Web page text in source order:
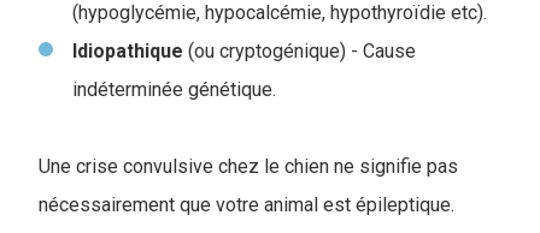
(hypoglycémie, hypocalcémie, hypothyroïdie etc).
Idiopathique (ou cryptogénique) - Cause
indéterminée génétique.
Une crise convulsive chez le chien ne signifie pas
nécessairement que votre animal est épileptique.